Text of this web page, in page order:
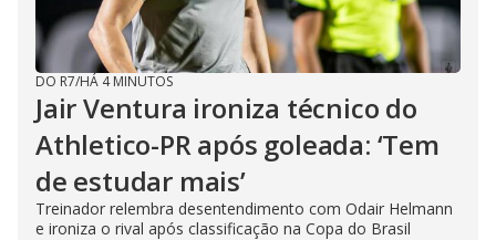
DO R7/HÁ 4 MINUTOS
Jair Ventura ironiza técnico do
Athletico-PR após goleada: ‘Tem
de estudar mais’
Treinador relembra desentendimento com Odair Helmann
e ironiza o rival após classificação na Copa do Brasil